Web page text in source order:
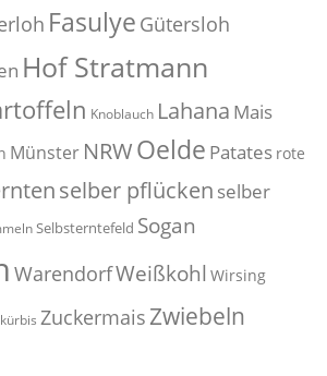
Fasulye Gütersloh
Hof Stratmann
Knoblauch Lahana Mais
Münster NRWOelde Patates rote
selber pflücken selber
Selbsterntefeld Sogan
WarendorfWeißkohl Wirsing
Zuckermais Zwiebeln